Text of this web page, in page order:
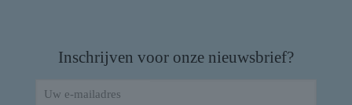
Inschrijven voor onze nieuwsbrief?